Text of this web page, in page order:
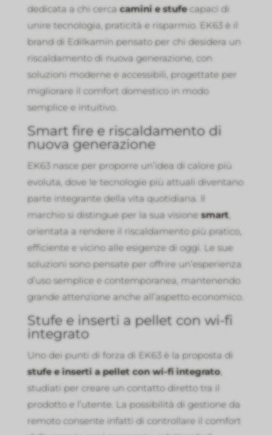
dedicata a chi cercacamini e stufecapaci di
unire tecnologia, praticità e risparmio. EK63 è il
brand di Edilkamin pensato per chi desidera un
riscaldamento di nuova generazione, con
soluzioni moderne e accessibili, progettate per
migliorare il comfort domestico in modo
semplice e intuitivo.
Smart fire e riscaldamento di
nuova generazione
EK63 nasce per proporre un’idea di calore più
evoluta, dove le tecnologie più attuali diventano
parte integrante della vita quotidiana. Il
marchio si distingue per la sua visionesmart,
orientata a rendere il riscaldamento più pratico,
efficiente e vicino alle esigenze di oggi. Le sue
soluzioni sono pensate per offrire un’esperienza
d’uso semplice e contemporanea, mantenendo
grande attenzione anche all’aspetto economico.
Stufe e inserti a pellet con wi-fi
integrato
Uno dei punti di forza di EK63 è la proposta di
stufe e inserti a pellet con wi-fi integrato,
studiati per creare un contatto diretto tra il
prodotto e l’utente. La possibilità di gestione da
remoto consente infatti di controllare il comfort